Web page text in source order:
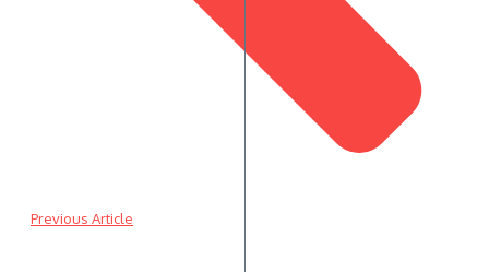
Previous Article